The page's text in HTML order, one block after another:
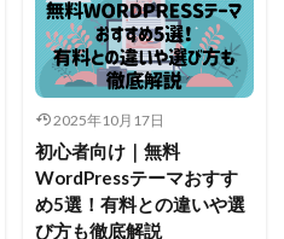
2025年10月17日
初心者向け｜無料
WordPressテーマおすす
め5選！有料との違いや選
び方も徹底解説